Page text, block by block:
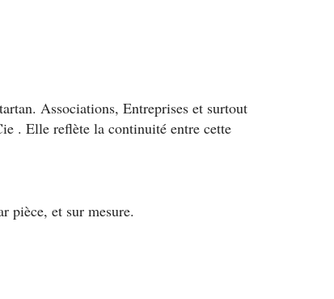
Associations, Entreprises et surtout
. Elle reflète la continuité entre cette
pièce, et sur mesure.